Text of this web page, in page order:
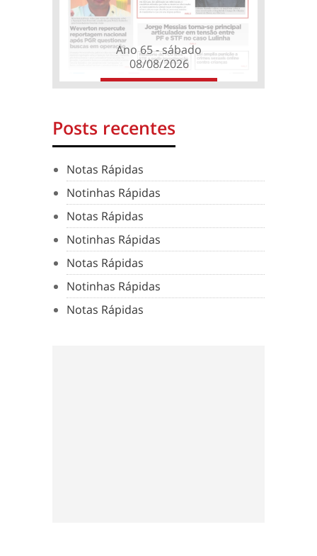
Ano 65 - sábado
08/08/2026
Posts recentes
Notas Rápidas
Notinhas Rápidas
Notas Rápidas
Notinhas Rápidas
Notas Rápidas
Notinhas Rápidas
Notas Rápidas